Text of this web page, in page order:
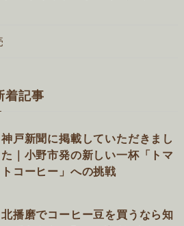
着記事
神戸新聞に掲載していただきまし
た｜小野市発の新しい一杯「トマ
トコーヒー」への挑戦
北播磨でコーヒー豆を買うなら知